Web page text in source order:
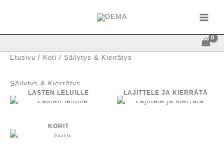
Etusivu / Koti / Säilytys & Kierrätys
Säilytys & Kierrätys
LASTEN LELUILLE LAJITTELE JA KIERRÄTÄ
KORIT